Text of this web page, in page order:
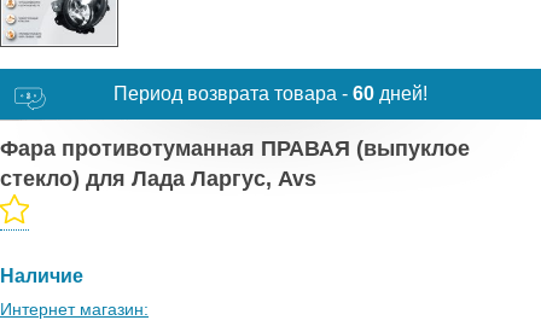
Период возврата товара - 60 дней!
Фара противотуманная ПРАВАЯ (выпуклое
стекло) для Лада Ларгус, Avs
Наличие
Интернет магазин: